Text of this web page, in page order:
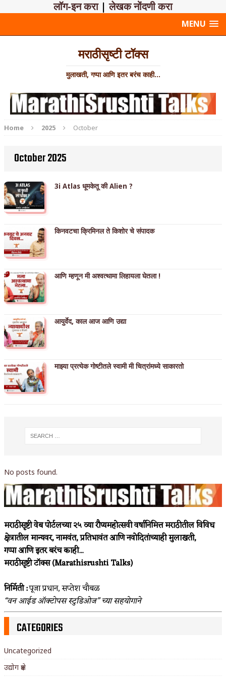
लॉग-इन करा|लेखक नोंदणी करा
MENU
मराठीसृष्टी टॉक्स
मुलाखती, गप्पा आणि इतर बरंच काही...
Home 2025 October
October 2025
3i Atlas धूमकेतू की Alien ?
किनवटचा क्रिमिनल ते किशोर चे संपादक
आणि म्हणून मी अश्वत्थामा लिहायला घेतला !
आयुर्वेद, काल आज आणि उद्या
माझ्या प्रत्येक गोष्टीतले स्वामी मी चित्रांमध्ये साकारतो
No posts found.
मराठीसृष्टी वेब पोर्टलच्या २५ व्या रौप्यमहोत्सवी वर्षानिमित्त मराठीतील विविध
क्षेत्रातील मान्यवर, नामवंत, प्रतिभावंत आणि नवोदितांच्याही मुलाखती,
गप्पा आणि इतर बरंच काही...
मराठीसृष्टी टॉक्स (Marathisrushti Talks)
निर्मिती :पूजा प्रधान, सप्तेश चौबळ
“वन आईड ऑक्टोपस स्टुडिओज” च्या सहयोगाने
CATEGORIES
Uncategorized
उद्योग क्षेत्र